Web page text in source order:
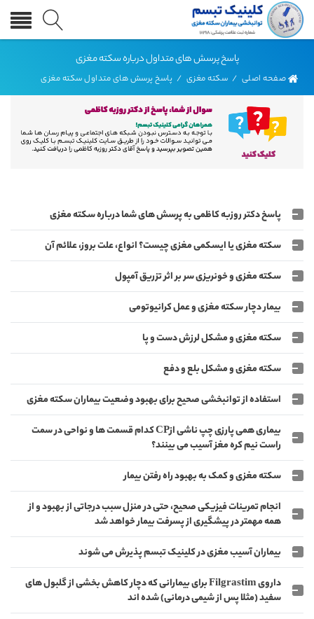
پاسخ پرسش های متداول درباره سکته مغزی
صفحه اصلی / سکته مغزی / پاسخ پرسش های متداول سکته مغزی
پاسخ دکتر روزبه کاظمی به پرسش های شما درباره سکته مغزی
سکته مغزی یا ایسکمی مغزی چیست؟ انواع، علت بروز، علائم آن
سکته مغزی و خونریزی سر بر اثر تزریق آمپول
بیمار دچار سکته مغزی و عمل کرانیوتومی
سکته مغزی و مشکل لرزش دست و پا
سکته مغزی و مشکل بلع و دفع
استفاده از توانبخشی صحیح برای بهبود وضعیت بیماران سکته مغزی
بیماری همی پارزی چپ ناشی ازCP کدام قسمت ها و نواحی در سمت
راست نیم کره مغز آسیب می بینند؟
سکته مغزی و کمک به بهبود راه رفتن بیمار
انجام تمرینات فیزیکی صحیح، حتی در منزل سبب درجاتی از بهبود و از
همه مهمتر در پیشگیری از پسرفت بیمار خواهد شد
بیماران آسیب مغزی در کلینیک تبسم پذیرش می شوند
داروی Filgrastim برای بیمارانی که دچار کاهش بخشی از گلبول های
سفید (مثلا پس از شیمی درمانی) شده اند